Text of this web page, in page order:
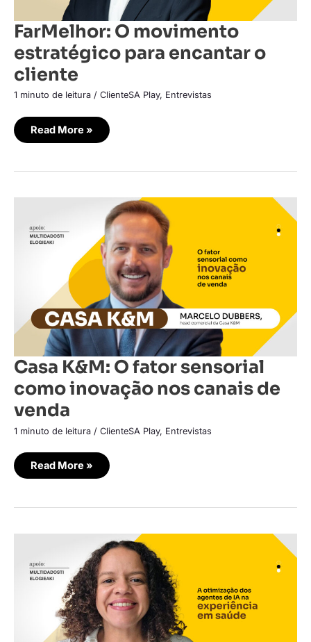
FarMelhor: O movimento
estratégico para encantar o
cliente
1 minuto de leitura / ClienteSA Play, Entrevistas
Read More »
Casa K&M: O fator sensorial
como inovação nos canais de
venda
1 minuto de leitura / ClienteSA Play, Entrevistas
Casa
fator
sensorial
venda
Read More »
Nilo:
dos
agentes
experiência
saúde